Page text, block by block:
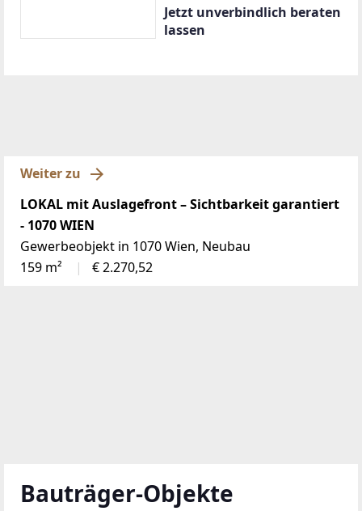
Jetzt unverbindlich beraten
lassen
Weiter zu
LOKAL mit Auslagefront – Sichtbarkeit garantiert
- 1070 WIEN
Gewerbeobjekt in 1070 Wien, Neubau
159 m²
€ 2.270,52
Bauträger-Objekte